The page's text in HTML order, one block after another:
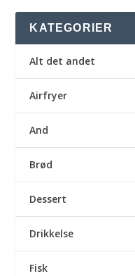
KATEGORIER
Alt det andet
Airfryer
And
Brød
Dessert
Drikkelse
Fisk